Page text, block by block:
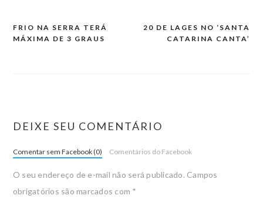
FRIO NA SERRA TERÁ
MÁXIMA DE 3 GRAUS
20 DE LAGES NO ‘SANTA
CATARINA CANTA’
DEIXE SEU COMENTÁRIO
Comentar sem Facebook (0) Comentários do Facebook
O seu endereço de e-mail não será publicado. Campos
obrigatórios são marcados com *